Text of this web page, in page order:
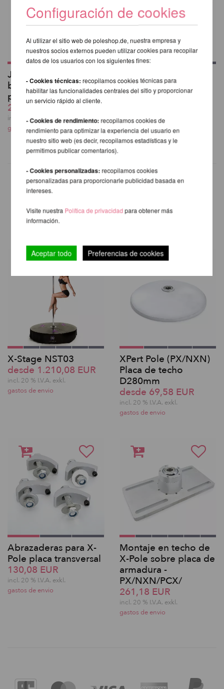
Juego completo de
bolsas de transporte
para X-Stage (Lite)
262,18 EUR
incl. 20 % I.V.A. exkl.
gastos de envio
Stage/-Lite/-Pro
desde 554,62 EUR
gastos de envio
OTROS PRODUCTOS DE LA
MISMA MARCA
X-Stage NST03
desde 1.210,08 EUR
incl. 20 % I.V.A. exkl.
gastos de envio
XPert Pole (PX/NXN)
Placa de techo
D280mm
desde 69,58 EUR
incl. 20 % I.V.A. exkl.
gastos de envio
Abrazaderas para X-
Pole placa transversal
130,08 EUR
incl. 20 % I.V.A. exkl.
gastos de envio
Montaje en techo de
X-Pole sobre placa de
armadura -
PX/NXN/PCX/
261,18 EUR
incl. 20 % I.V.A. exkl.
gastos de envio
Configuración de cookies
Al utilizar el sitio web de poleshop.de, nuestra empresa y
nuestros socios externos pueden utilizar cookies para recopilar
datos de los usuarios con los siguientes fines:
- Cookies técnicas:recopilamos cookies técnicas para
habilitar las funcionalidades centrales del sitio y proporcionar
un servicio rápido al cliente.
- Cookies de rendimiento: recopilamos cookies de
rendimiento para optimizar la experiencia del usuario en
nuestro sitio web (es decir, recopilamos estadísticas y le
permitimos publicar comentarios).
- Cookies personalizadas: recopilamos cookies
personalizadas para proporcionarle publicidad basada en
intereses.
Visite nuestra Política de privacidadpara obtener más
información.
Aceptar todo Preferencias de cookies